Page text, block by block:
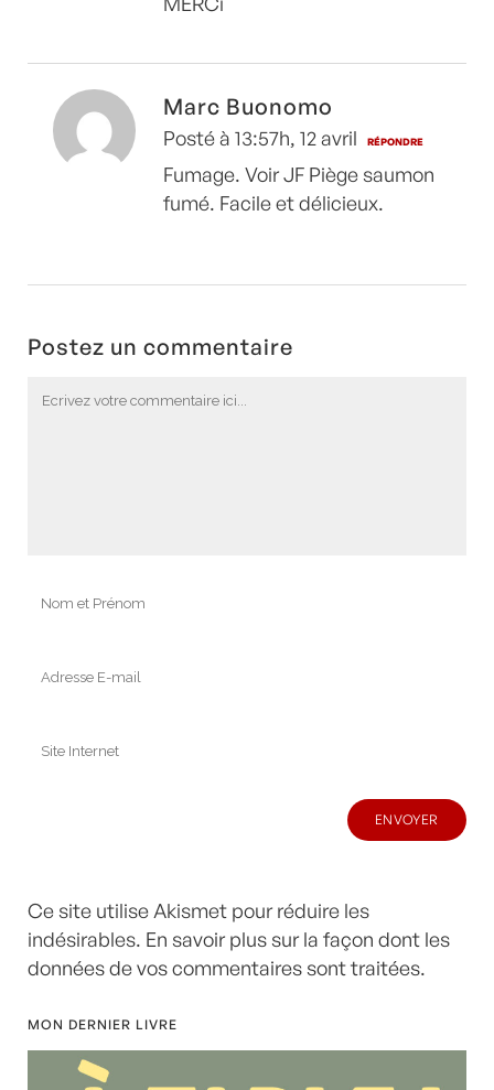
Marc Buonomo
Posté à 13:57h, 12 avril RÉPONDRE
Fumage. Voir JF Piège saumon
fumé. Facile et délicieux.
Postez un commentaire
Ce site utilise Akismet pour réduire les
indésirables. En savoir plus sur la façon dont les
données de vos commentaires sont traitées.
MON DERNIER LIVRE